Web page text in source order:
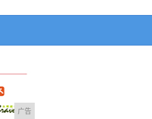
广告